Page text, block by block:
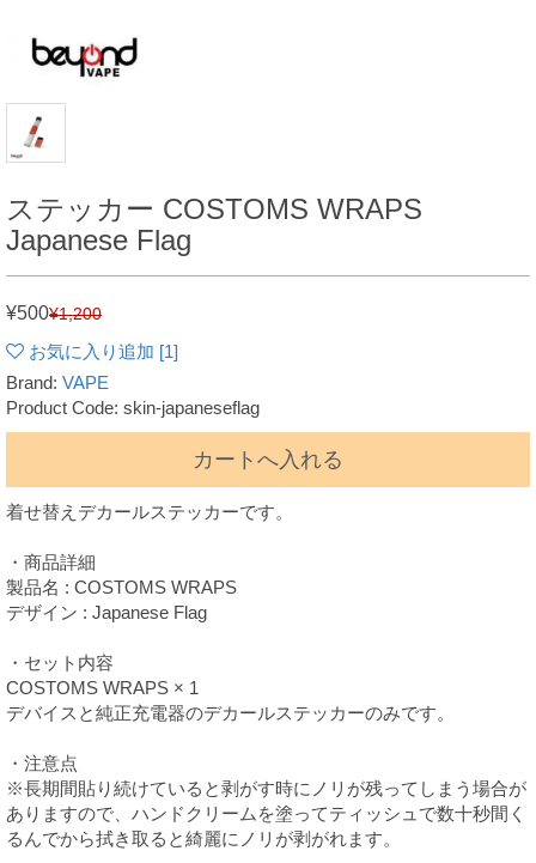
ステッカー COSTOMS WRAPS
Japanese Flag
¥500¥1,200
お気に入り追加 [1]
Brand: VAPE
Product Code: skin-japaneseflag
カートへ入れる
着せ替えデカールステッカーです。
・商品詳細
製品名 : COSTOMS WRAPS
デザイン : Japanese Flag
・セット内容
COSTOMS WRAPS × 1
デバイスと純正充電器のデカールステッカーのみです。
・注意点
※長期間貼り続けていると剥がす時にノリが残ってしまう場合が
ありますので、ハンドクリームを塗ってティッシュで数十秒間く
るんでから拭き取ると綺麗にノリが剥がれます。